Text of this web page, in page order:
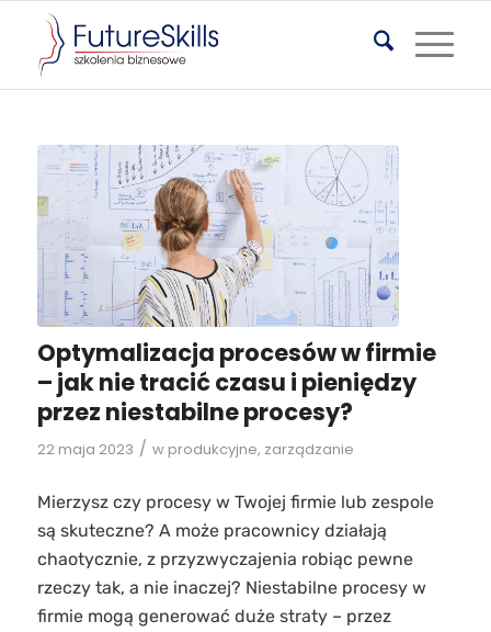
Optymalizacja procesów w firmie
– jak nie tracić czasu i pieniędzy
przez niestabilne procesy?
22 maja 2023 / w produkcyjne, zarządzanie
Mierzysz czy procesy w Twojej firmie lub zespole
są skuteczne? A może pracownicy działają
chaotycznie, z przyzwyczajenia robiąc pewne
rzeczy tak, a nie inaczej? Niestabilne procesy w
firmie mogą generować duże straty – przez